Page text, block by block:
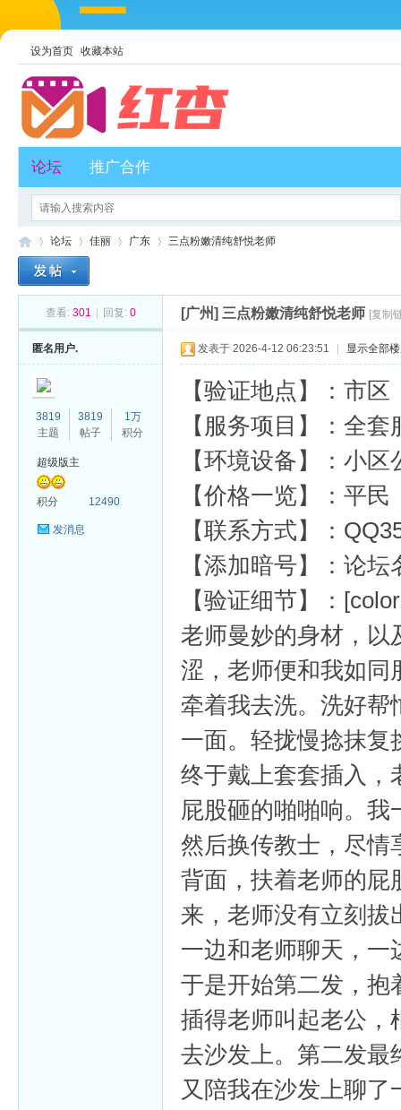
设为首页 收藏本站
论坛 推广合作
论坛
›
佳丽
›
广东 三点粉嫩清纯舒悦老师
查看: 301 回复: 0 [广州] 三点粉嫩清纯舒悦老师 [复制
匿名用户.
3819
主题
3819
帖子
1万
积分
超级版主
积分 12490
发消息
发表于 2026-4-12 06:23:51 显示全部
【验证地点】：市区
【服务项目】：全
【环境设备】：小
【价格一览】：平民
【联系方式】：
【添加暗号】：论坛
【验证细节】：
老师曼妙的身材，以
涩，老师便和我如同
牵着我去洗。洗好帮
一面。轻拢慢捻抹复
终于戴上套套插入，
屁股砸的啪啪响。
然后换传教士，尽情
背面，扶着老师的屁
来，老师没有立刻拔
一边和老师聊天，一
于是开始第二发，抱
插得老师叫起老公，
去沙发上。第二发最
又陪我在沙发上聊